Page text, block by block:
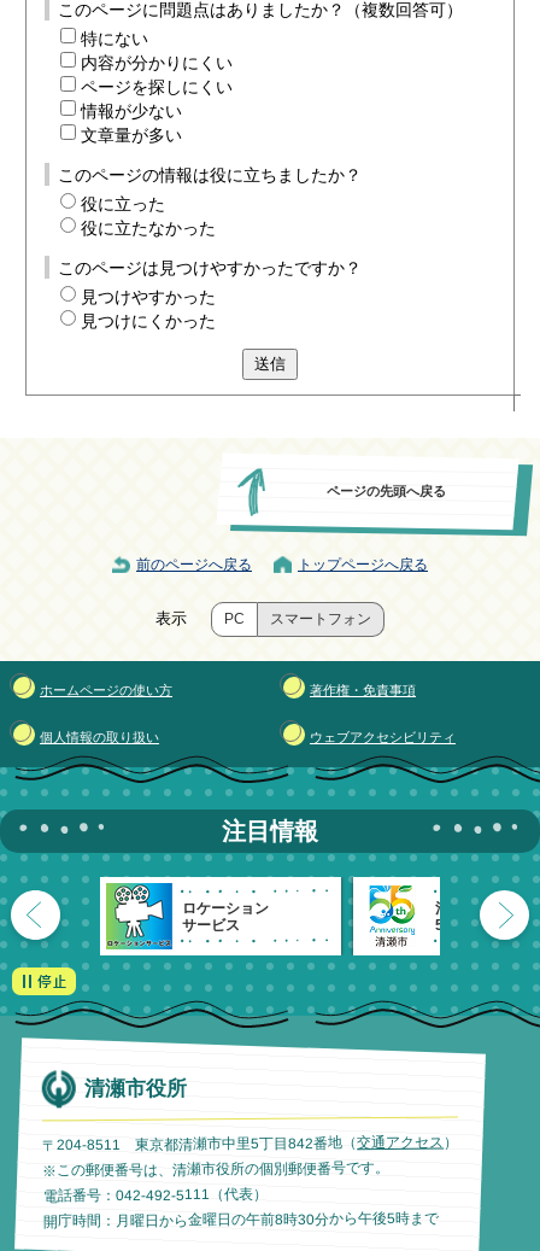
このページに問題点はありましたか？（複数回答可）
特にない
内容が分かりにくい
ページを探しにくい
情報が少ない
文章量が多い
このページの情報は役に立ちましたか？
役に立った
役に立たなかった
このページは見つけやすかったですか？
見つけやすかった
見つけにくかった
送信
ページの先頭へ戻る
前のページへ戻る トップページへ戻る
表示 PC スマートフォン
ホームページの使い方 著作権・免責事項
個人情報の取り扱い ウェブアクセシビリティ
注目情報
ロケーション
サービス
清瀬市
55周年記念
清瀬市役所
〒204-8511 東京都清瀬市中里5丁目842番地（交通アクセス ）
※この郵便番号は、清瀬市役所の個別郵便番号です。
電話番号：042-492-5111（代表）
開庁時間：月曜日から金曜日の午前8時30分から午後5時まで